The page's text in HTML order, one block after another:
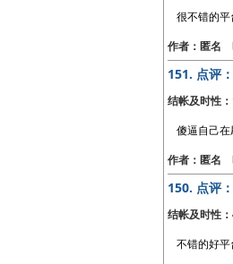
很不错的
作者：匿名
151. 点评
结帐及时性
傻逼自己
作者：匿名
150. 点评
结帐及时性
不错的好平